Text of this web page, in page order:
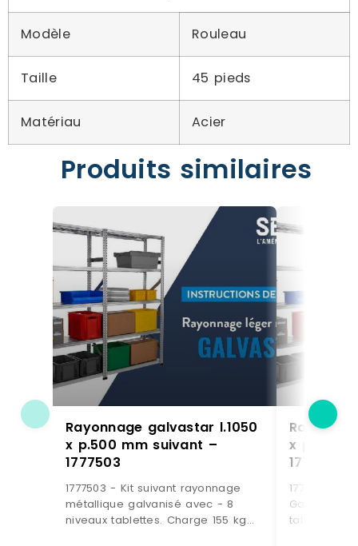
Modèle Rouleau
Taille 45 pieds
Matériau Acier
Produits similaires
Rayonnage galvastar l.1050
x p.500 mm suivant –
1777503
1777503 - Kit suivant rayonnage
métallique galvanisé avec - 8
niveaux tablettes. Charge 155 kg
x p.400
1777406
1777406 -
Galvabacs
tablettes